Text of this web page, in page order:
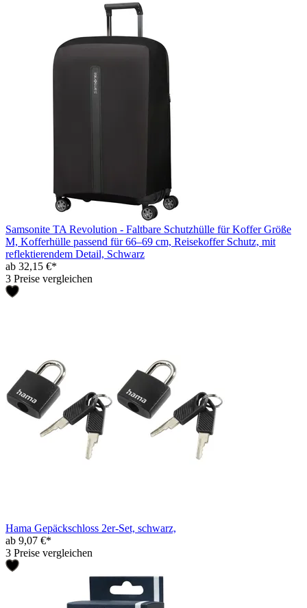
Samsonite TA Revolution - Faltbare Schutzhülle für Koffer Größe
M, Kofferhülle passend für 66–69 cm, Reisekoffer Schutz, mit
reflektierendem Detail, Schwarz
ab 32,15 €*
3 Preise vergleichen
Hama Gepäckschloss 2er-Set, schwarz,
ab 9,07 €*
3 Preise vergleichen